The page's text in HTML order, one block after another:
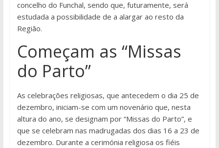
concelho do Funchal, sendo que, futuramente, será
estudada a possibilidade de a alargar ao resto da
Região.
Começam as “Missas
do Parto”
As celebrações religiosas, que antecedem o dia 25 de
dezembro, iniciam-se com um novenário que, nesta
altura do ano, se designam por “Missas do Parto”, e
que se celebram nas madrugadas dos dias 16 a 23 de
dezembro. Durante a cerimónia religiosa os fiéis